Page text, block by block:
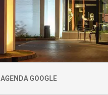
AGENDA GOOGLE